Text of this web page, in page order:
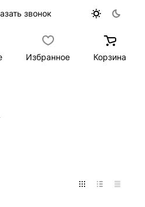
звонок
Избранное Корзина